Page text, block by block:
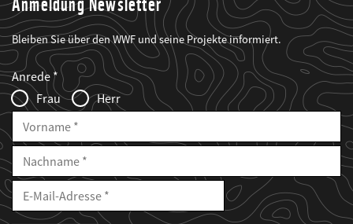
Bleiben Sie über den WWF und seine Projekte informiert.
Web2Case
Infofelder
Fieldset
anrede_name
Anrede
Frau
Herr
Vorname
Nachname
E-
Mailadresse
E-
Adresse